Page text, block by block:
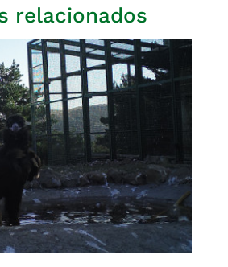
relacionados